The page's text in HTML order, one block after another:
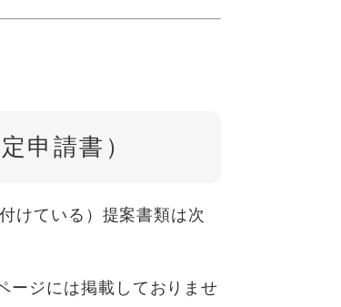
申請書）​
けている）提案書類は次
ジには掲載しておりませ